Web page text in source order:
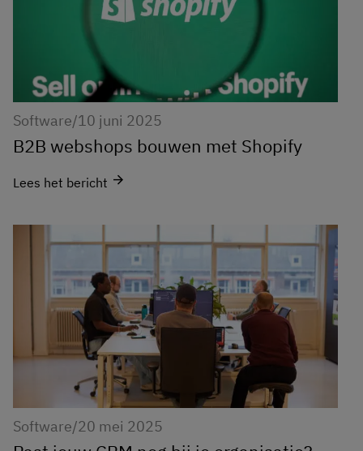
Software/10 juni 2025
B2B webshops bouwen met Shopify
Lees het bericht arrow_forward
Software/20 mei 2025